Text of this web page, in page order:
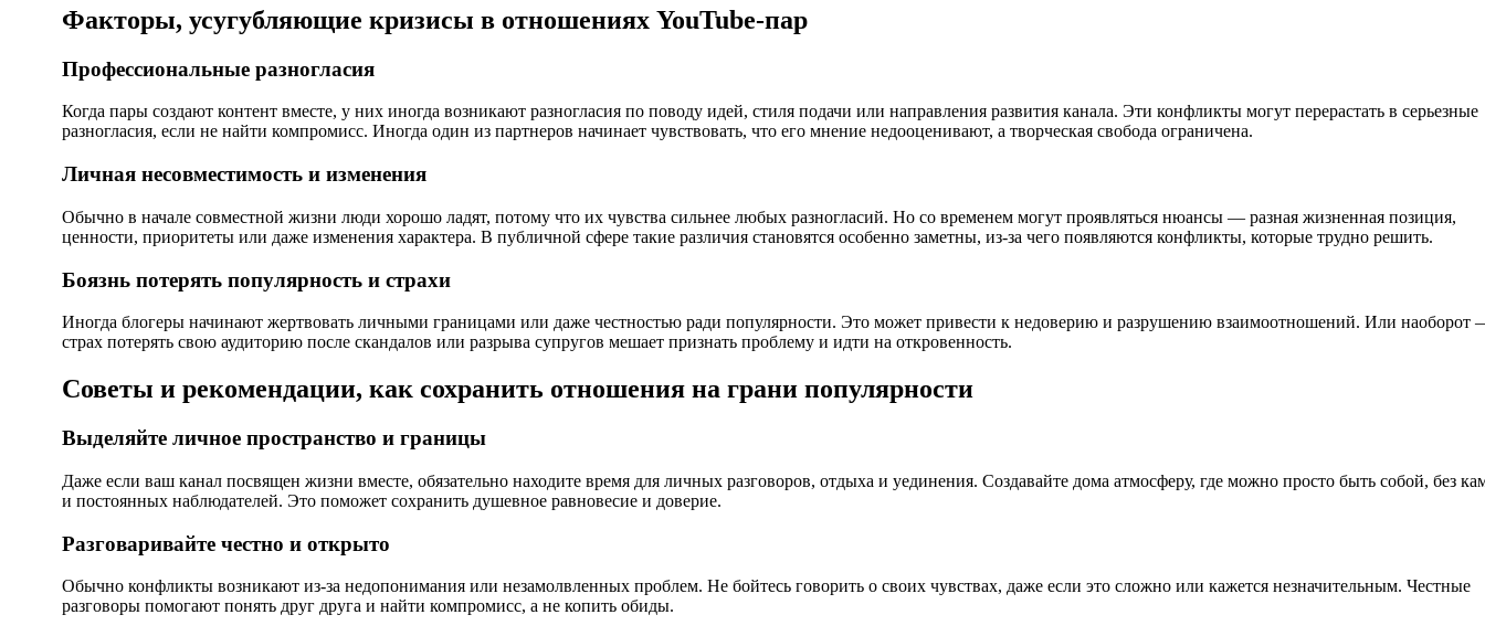
Факторы, усугубляющие кризисы в отношениях YouTube-пар
Профессиональные разногласия
Когда пары создают контент вместе, у них иногда возникают разногласия по поводу идей, стиля подачи или направления развития канала. Эти конфликты могут перерастать в серьезные
разногласия, если не найти компромисс. Иногда один из партнеров начинает чувствовать, что его мнение недооценивают, а творческая свобода ограничена.
Личная несовместимость и изменения
Обычно в начале совместной жизни люди хорошо ладят, потому что их чувства сильнее любых разногласий. Но со временем могут проявляться нюансы — разная жизненная позиция,
ценности, приоритеты или даже изменения характера. В публичной сфере такие различия становятся особенно заметны, из-за чего появляются конфликты, которые трудно решить.
Боязнь потерять популярность и страхи
Иногда блогеры начинают жертвовать личными границами или даже честностью ради популярности. Это может привести к недоверию и разрушению взаимоотношений. Или наоборот
страх потерять свою аудиторию после скандалов или разрыва супругов мешает признать проблему и идти на откровенность.
Советы и рекомендации, как сохранить отношения на грани популярности
Выделяйте личное пространство и границы
Даже если ваш канал посвящен жизни вместе, обязательно находите время для личных разговоров, отдыха и уединения. Создавайте дома атмосферу, где можно просто быть собой, без
и постоянных наблюдателей. Это поможет сохранить душевное равновесие и доверие.
Разговаривайте честно и открыто
Обычно конфликты возникают из-за недопонимания или незамолвленных проблем. Не бойтесь говорить о своих чувствах, даже если это сложно или кажется незначительным. Честные
разговоры помогают понять друг друга и найти компромисс, а не копить обиды.